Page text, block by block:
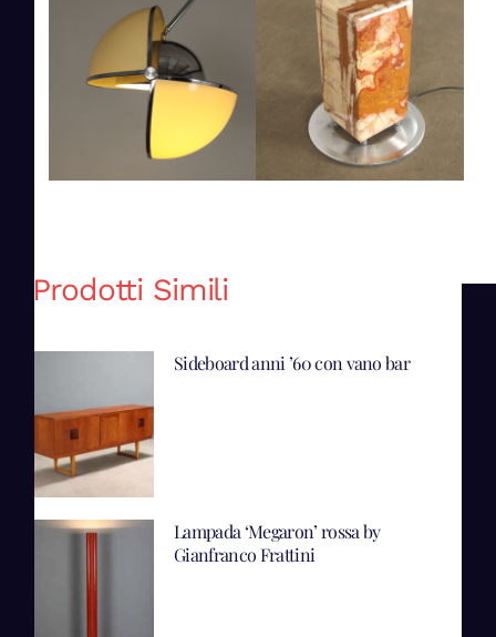
Prodotti Simili
Sideboard anni ’60 con vano bar
Lampada ‘Megaron’ rossa by
Gianfranco Frattini